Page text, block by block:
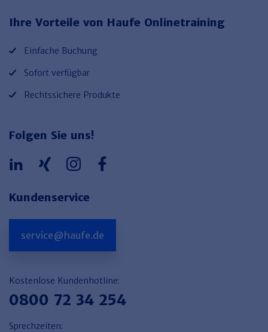
Ihre Vorteile von Haufe Onlinetraining
Einfache Buchung
Sofort verfügbar
Rechtssichere Produkte
Folgen Sie uns!
Kundenservice
service@haufe.de
Kostenlose Kundenhotline:
0800 72 34 254
Sprechzeiten: